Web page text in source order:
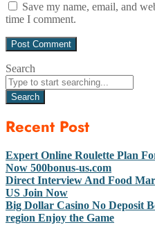
Save my name, email, and
time I comment.
Search
Search
Recent Post
Expert Online Roulette Plan
Now 500bonus-us.com
Direct Interview And Food
US Join Now
Big Dollar Casino No Deposit
region Enjoy the Game